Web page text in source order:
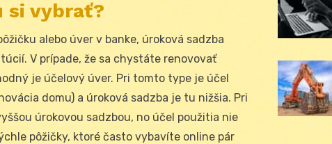
si vybrať?
alebo úver v banke, úroková sadzba
V prípade, že sa chystáte renovovať
je účelový úver. Pri tomto type je účel
domu) a úroková sadzba je tu nižšia. Pri
úrokovou sadzbou, no účel použitia nie
pôžičky, ktoré často vybavíte online pár